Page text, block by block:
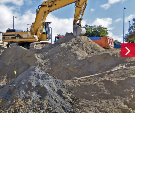
tömbre nyitott
– Promenade
Gardens